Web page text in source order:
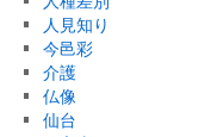
人見知り
今邑彩
介護
仏像
仙台